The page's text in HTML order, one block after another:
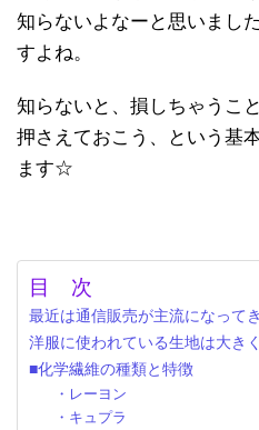
知らないよなーと思いまし
すよね。
知らないと、損しちゃうこ
押さえておこう、という基
ます☆
目 次
最近は通信販売が主流になって
洋服に使われている生地は大き
■化学繊維の種類と特徴
・レーヨン
・キュプラ